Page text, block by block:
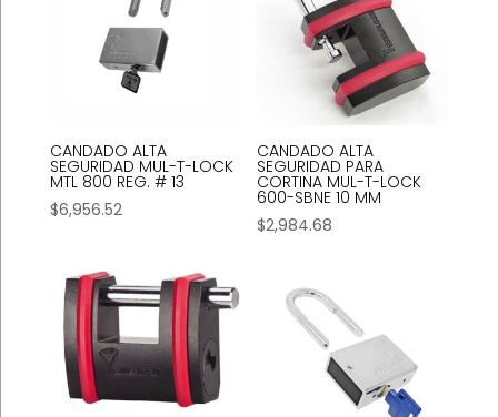
CANDADO ALTA
SEGURIDAD MUL-T-LOCK
MTL 800 REG. # 13
$6,956.52
CANDADO ALTA
SEGURIDAD PARA
CORTINA MUL-T-LOCK
600-SBNE 10 MM
$2,984.68